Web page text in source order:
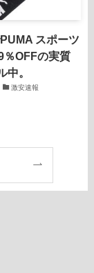
スポーツ
％OFFの実質
中。
激安速報